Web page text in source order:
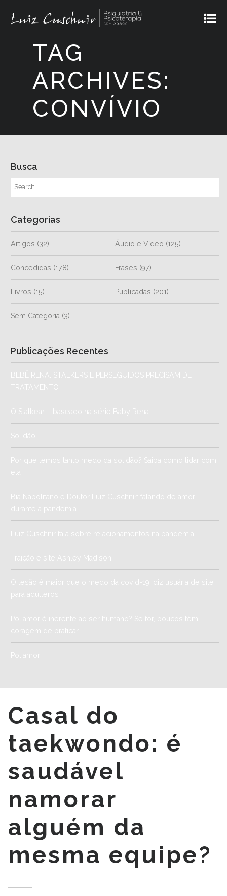
TAG
ARCHIVES:
CONVÍVIO
Busca
Categorias
Artigos (32) Áudio e Vídeo (125)
Concedidas (178) Frases (97)
Livros (15) Publicadas (201)
Sem Categoria (3)
Publicações Recentes
BEBÊ RENA: STALKERS E PERSEGUIDOS PRECISAM DE
TRATAMENTO
O Stalkear – baseado na série Baby Rena
Solidão
Por que temos tanto medo da solidão? Saiba como lidar com
ela
Bia Napolitano e Doutor Luiz Cuschnir: falando de amor
durante a pandemia
Luiz Cuschnir fala sobre relacionamentos na pandemia
Traição e site Ashley Madison
O tesão é maior que o medo da covid-19, diz usuária de site
para adúlteros
Poliamor é inerente ao ser humano? Se for, poucos têm
coragem de praticar
Poliamor
Casal do
taekwondo: é
saudável
namorar
alguém da
mesma equipe?